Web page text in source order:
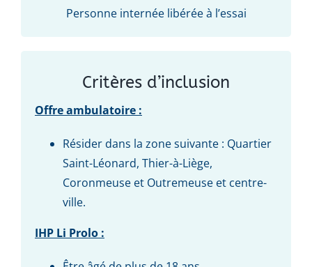
Personne internée libérée à l’essai
Critères d’inclusion
Offre ambulatoire :
Résider dans la zone suivante : Quartier
Saint-Léonard, Thier-à-Liège,
Coronmeuse et Outremeuse et centre-
ville.
IHP Li Prolo :